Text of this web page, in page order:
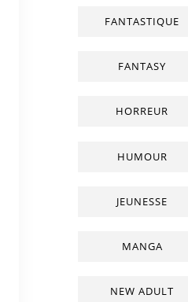
FANTASTIQUE
FANTASY
HORREUR
HUMOUR
JEUNESSE
MANGA
NEW ADULT